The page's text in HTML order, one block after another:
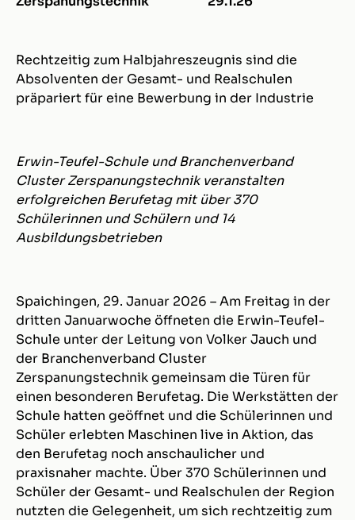
Rechtzeitig zum Halbjahreszeugnis sind die
Absolventen der Gesamt- und Realschulen
präpariert für eine Bewerbung in der Industrie
Erwin-Teufel-Schule und Branchenverband
Cluster Zerspanungstechnik veranstalten
erfolgreichen Berufetag mit über 370
Schülerinnen und Schülern und 14
Ausbildungsbetrieben
Spaichingen, 29. Januar 2026 – Am Freitag in der
dritten Januarwoche öffneten die Erwin-Teufel-
Schule unter der Leitung von Volker Jauch und
der Branchenverband Cluster
Zerspanungstechnik gemeinsam die Türen für
einen besonderen Berufetag. Die Werkstätten der
Schule hatten geöffnet und die Schülerinnen und
Schüler erlebten Maschinen live in Aktion, das
den Berufetag noch anschaulicher und
praxisnaher machte. Über 370 Schülerinnen und
Schüler der Gesamt- und Realschulen der Region
nutzten die Gelegenheit, um sich rechtzeitig zum